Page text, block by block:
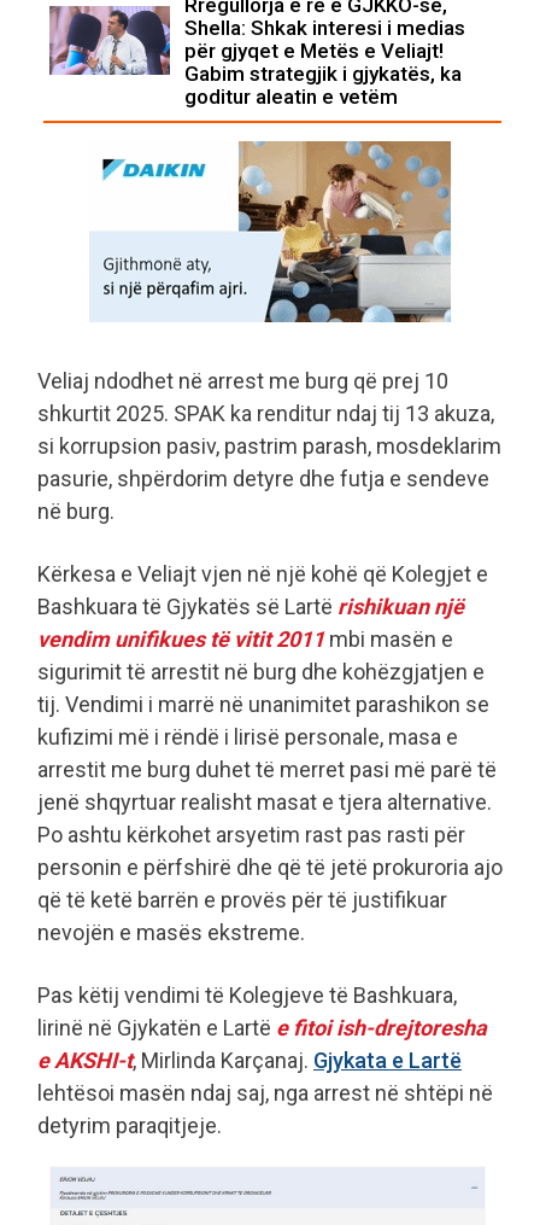
Rregullorja e re e GJKKO-së,
Shella: Shkak interesi i medias
për gjyqet e Metës e Veliajt!
Gabim strategjik i gjykatës, ka
goditur aleatin e vetëm
Veliaj ndodhet në arrest me burg që prej 10
shkurtit 2025. SPAK ka renditur ndaj tij 13 akuza,
si korrupsion pasiv, pastrim parash, mosdeklarim
pasurie, shpërdorim detyre dhe futja e sendeve
në burg.
Kërkesa e Veliajt vjen në një kohë që Kolegjet e
Bashkuara të Gjykatës së Lartë rishikuan një
vendim unifikues të vitit 2011mbi masën e
sigurimit të arrestit në burg dhe kohëzgjatjen e
tij. Vendimi i marrë në unanimitet parashikon se
kufizimi më i rëndë i lirisë personale, masa e
arrestit me burg duhet të merret pasi më parë të
jenë shqyrtuar realisht masat e tjera alternative.
Po ashtu kërkohet arsyetim rast pas rasti për
personin e përfshirë dhe që të jetë prokuroria ajo
që të ketë barrën e provës për të justifikuar
nevojën e masës ekstreme.
Pas këtij vendimi të Kolegjeve të Bashkuara,
lirinë në Gjykatën e Lartë e fitoi ish-drejtoresha
e AKSHI-t, Mirlinda Karçanaj. Gjykata e Lartë
lehtësoi masën ndaj saj, nga arrest në shtëpi në
detyrim paraqitjeje.